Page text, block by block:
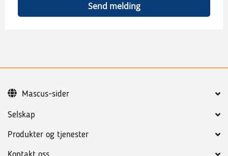
Send melding
Selskap
Produkter og tjenester
Mascus-sider